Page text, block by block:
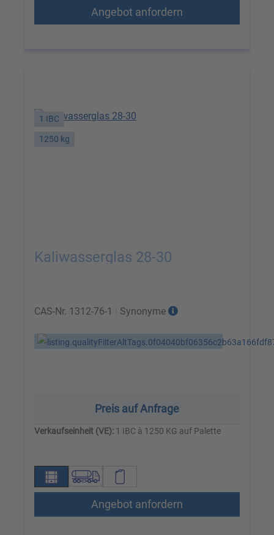
Angebot anfordern
1 IBC
1250 kg
Kaliwasserglas 28-30
CAS-Nr. 1312-76-1 Synonyme
Preis auf Anfrage
Verkaufseinheit (VE): 1 IBC à 1250 KG auf Palette
Angebot anfordern